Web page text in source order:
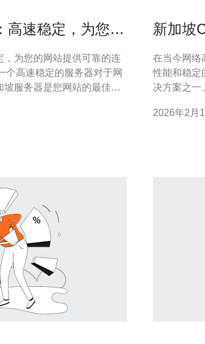
高速稳定，为您的
为您的网站提供可靠的连
服务器是您网站的最佳选
您的首选。 CN2新加
新加坡
在当今网络
性能和稳定
决方案之一
将对新加坡
2026年2月